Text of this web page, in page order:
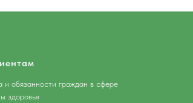
и обязанности граждан в сфере
здоровья